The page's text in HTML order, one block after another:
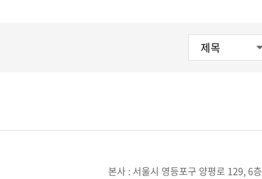
본사 : 서울시 영등포구 양평로 129, 6층